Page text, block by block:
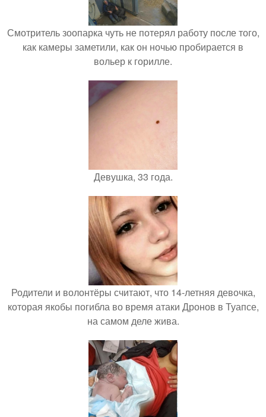
Смотритель зоопарка чуть не потерял работу после того,
как камеры заметили, как он ночью пробирается в
вольер к горилле.
Девушка, 33 года.
Родители и волонтёры считают, что 14-летняя девочка,
которая якобы погибла во время атаки Дронов в Туапсе,
на самом деле жива.